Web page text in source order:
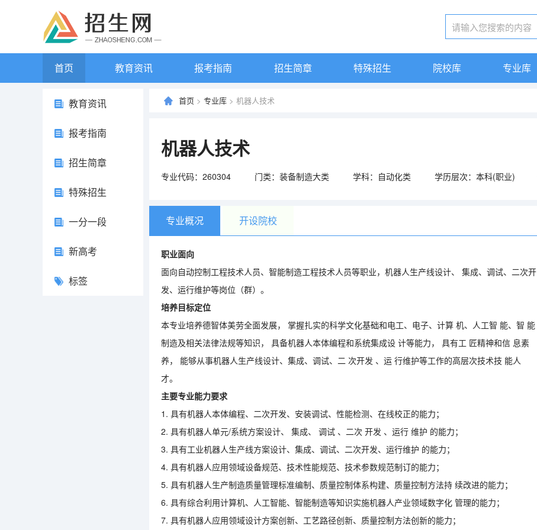
首页 教育资讯 报考指南 招生简章 特殊招生 院校库 专业库
教育资讯
报考指南
招生简章
特殊招生
一分一段
新高考
标签
首页 > 专业库 > 机器人技术
机器人技术
专业代码：260304 门类：装备制造大类 学科：自动化类 学历层次：本科(职业)
专业概况 开设院校
职业面向
面向自动控制工程技术人员、智能制造工程技术人员等职业，机器人生产线设计、
集成、调试、二次开
发、运行维护等岗位（群）。
培养目标定位
本专业培养德智体美劳全面发展，
掌握扎实的科学文化基础和电工、电子、计算 机、人工智 能、智 能
制造及相关法律法规等知识，
具备机器人本体编程和系统集成设 计等能力， 具有工 匠精神和信 息素
养，
能够从事机器人生产线设计、集成、调试、二 次开发 、运 行维护等工作的高层次技术技 能人
才。
主要专业能力要求
1. 具有机器人本体编程、二次开发、安装调试、性能检测、在线校正的能力；
2. 具有机器人单元/系统方案设计、 集成、 调试 、二次 开发 、运行 维护 的能力；
3. 具有工业机器人生产线方案设计、集成、调试、二次开发、运行维护 的能力；
4. 具有机器人应用领域设备规范、技术性能规范、技术参数规范制订的能力；
5. 具有机器人生产制造质量管理标准编制、质量控制体系构建、质量控制方法持 续改进的能力；
6. 具有综合利用计算机、人工智能、智能制造等知识实施机器人产业领域数字化 管理的能力；
7. 具有机器人应用领域设计方案创新、工艺路径创新、质量控制方法创新的能力；